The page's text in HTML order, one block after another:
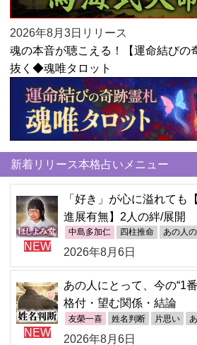
2026年8月3日リリース
魂の本音が聴こえる！【運命結びの
抜く◆魂唯タロット
新着リリース本格占いメニュー
NEW
「好き」が心に溢れて
進展有無】2人の絆/展開
中島多加仁 四柱推命 あの人
2026年8月6日
NEW
あの人にとって、今の“1
格付・望む関係・結論
友榮一喜 姓名判断 片思い
2026年8月6日